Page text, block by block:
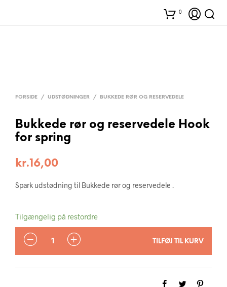
0
FORSIDE / UDSTØDNINGER / BUKKEDE RØR OG RESERVEDELE
Bukkede rør og reservedele Hook
for spring
kr.16,00
Spark udstødning til Bukkede rør og reservedele .
Tilgængelig på restordre
ANTAL
TILFØJ TIL KURV